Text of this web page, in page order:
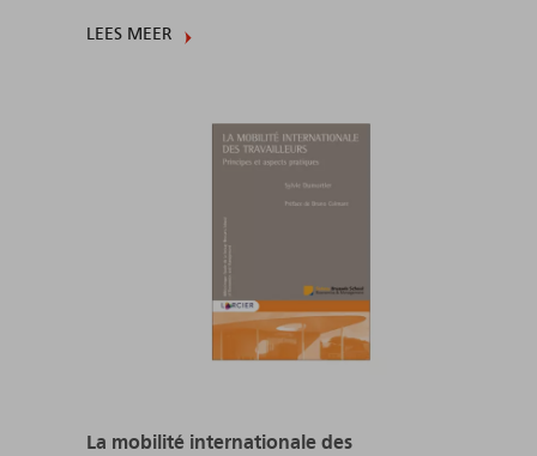
LEES MEER
La mobilité internationale des